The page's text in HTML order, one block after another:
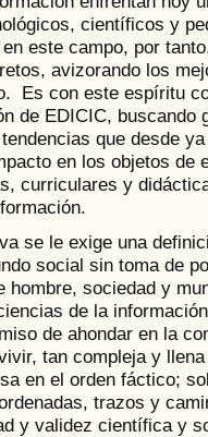
científicos y
este campo, por
avizorando los
Es con este espíritu
de EDICIC, buscando
que desde
en los objetos de
curriculares y
se le exige una
social sin toma de
hombre, sociedad y
de la
de ahondar en la
tan compleja y
en el orden fáctico;
trazos y
y validez científica y